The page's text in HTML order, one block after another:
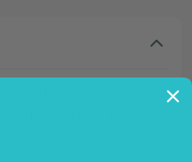
zaštitnim svojstvima, a